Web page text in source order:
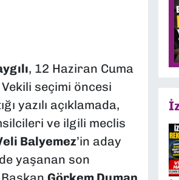
, 12 Haziran Cuma
seçimi öncesi
yazılı açıklamada,
ve ilgili meclis
Balyemez’in aday
yaşanan son